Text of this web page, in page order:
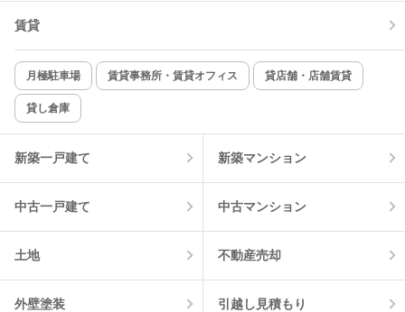
新着のみ インターネット無料
該当件数:
10
賃貸
月極駐車場 賃貸事務所・賃貸オフィス 貸店舗・店舗賃貸
貸し倉庫
新築一戸建て 新築マンション
中古一戸建て 中古マンション
土地 不動産売却
外壁塗装 引越し見積もり